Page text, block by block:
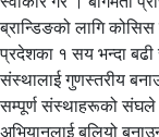
ब्रान्डिङको लागि
प्रदेशका १ सय भन्दा
संस्थालाई गुणस्तरीय
सम्पूर्ण संस्थाहरूको
अभियानलाई बलियो